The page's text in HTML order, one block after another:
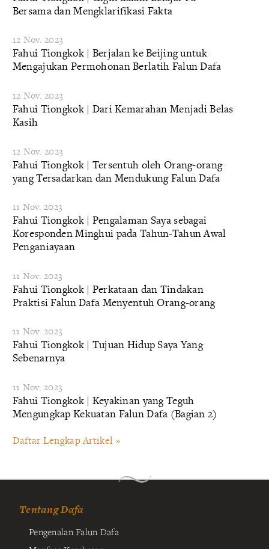
Bersama dan Mengklarifikasi Fakta
12 Nov. 2023
Fahui Tiongkok | Berjalan ke Beijing untuk
Mengajukan Permohonan Berlatih Falun Dafa
12 Nov. 2023
Fahui Tiongkok | Dari Kemarahan Menjadi Belas
Kasih
12 Nov. 2023
Fahui Tiongkok | Tersentuh oleh Orang-orang
yang Tersadarkan dan Mendukung Falun Dafa
11 Nov. 2023
Fahui Tiongkok | Pengalaman Saya sebagai
Koresponden Minghui pada Tahun-Tahun Awal
Penganiayaan
11 Nov. 2023
Fahui Tiongkok | Perkataan dan Tindakan
Praktisi Falun Dafa Menyentuh Orang-orang
11 Nov. 2023
Fahui Tiongkok | Tujuan Hidup Saya Yang
Sebenarnya
11 Nov. 2023
Fahui Tiongkok | Keyakinan yang Teguh
Mengungkap Kekuatan Falun Dafa (Bagian 2)
Daftar Lengkap Artikel »
Tentang Dafa
Pengenalan Falun Dafa